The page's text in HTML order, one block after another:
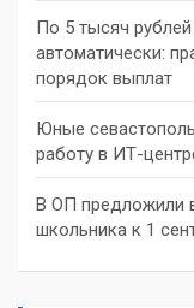
По 5 тысяч
автоматически:
порядок выплат
Юные
работу в ИТ-
В ОП предложили
школьника к 1